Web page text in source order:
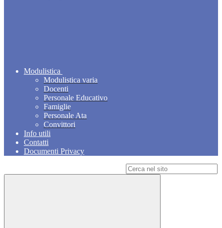
Modulistica
Modulistica varia
Docenti
Personale Educativo
Famiglie
Personale Ata
Convittori
Info utili
Contatti
Documenti Privacy